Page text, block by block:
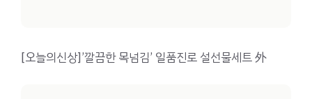
[오늘의신상]’깔끔한 목넘김’ 일품진로 설선물세트 外